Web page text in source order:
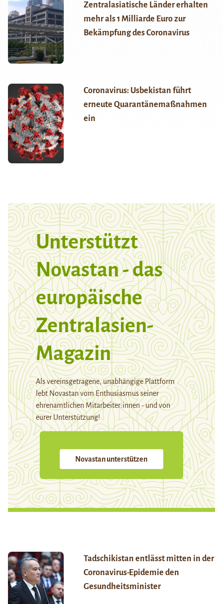
Zentralasiatische Länder erhalten
mehr als 1 Milliarde Euro zur
Bekämpfung des Coronavirus
Coronavirus: Usbekistan führt
erneute Quarantänemaßnahmen
ein
Unterstützt
Novastan - das
europäische
Zentralasien-
Magazin
Als vereinsgetragene, unabhängige Plattform
lebt Novastan vom Enthusiasmus seiner
ehrenamtlichen Mitarbeiter:innen - und von
eurer Unterstützung!
Novastan unterstützen
Tadschikistan entlässt mitten in der
Coronavirus-Epidemie den
Gesundheitsminister